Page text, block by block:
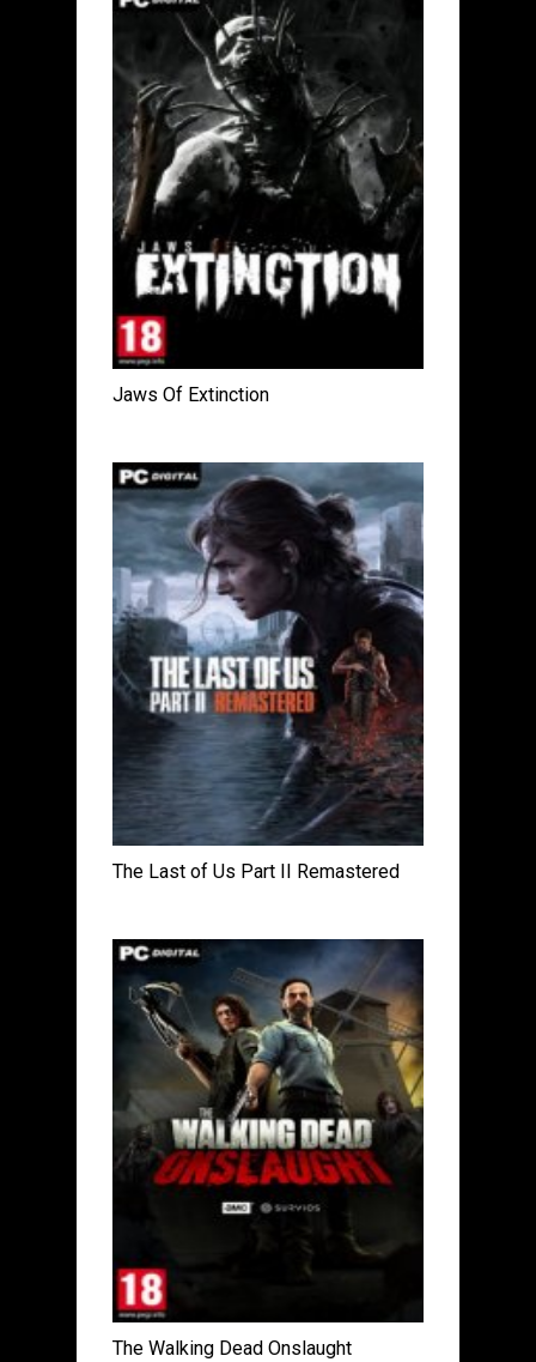
Jaws Of Extinction
The Last of Us Part II Remastered
The Walking Dead Onslaught